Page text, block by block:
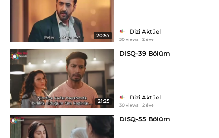
20:57
Dizi Aktüel
30 views 2 éve
21:25
DISQ-39 Bölüm
Dizi Aktüel
30 views 2 éve
DISQ-55 Bölüm